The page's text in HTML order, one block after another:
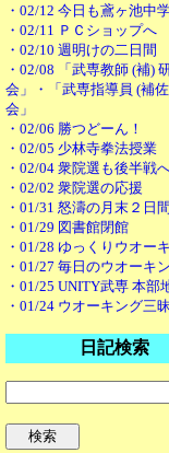
・02/12 今日も鳶ヶ池中
・02/11 ＰＣショップへ
・02/10 週明けの二日間
・02/08 「武専教師 (補)
会」・「武専指導員 (補
会」
・02/06 勝つどーん！
・02/05 少林寺拳法授業
・02/04 衆院選も後半戦
・02/02 衆院選の応援
・01/31 怒濤の月末２日間
・01/29 図書館閉館
・01/28 ゆっくりウオー
・01/27 毎日のウオーキ
・01/25 UNITY武専 本部
・01/24 ウオーキング三
日記検索